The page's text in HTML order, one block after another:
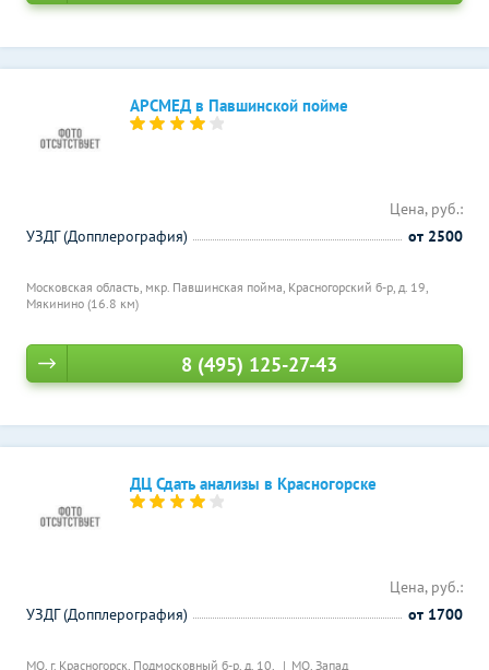
АРСМЕД в Павшинской пойме
Московская область, мкр. Павшинская пойма, Красногорский б-р, д. 19,
Мякинино (16.8 км)
Цена, руб.:
УЗДГ (Допплерография)
от 2500
8 (495) 125-27-43
ДЦ Сдать анализы в Красногорске
МО, г. Красногорск, Подмосковный б-р, д. 10, МО, Запад
Цена, руб.:
УЗДГ (Допплерография)
от 1700